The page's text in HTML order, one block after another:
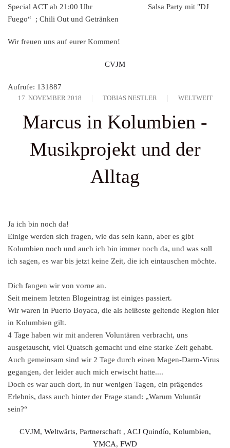
Special ACT ab 21:00 Uhr Salsa Party mit "DJ
Fuego“ ; Chili Out und Getränken
Wir freuen uns auf eurer Kommen!
CVJM
Aufrufe: 131887
17. NOVEMBER 2018 TOBIAS NESTLER WELTWEIT
Marcus in Kolumbien -
Musikprojekt und der
Alltag
Ja ich bin noch da!
Einige werden sich fragen, wie das sein kann, aber es gibt
Kolumbien noch und auch ich bin immer noch da, und was soll
ich sagen, es war bis jetzt keine Zeit, die ich eintauschen möchte.
Dich fangen wir von vorne an.
Seit meinem letzten Blogeintrag ist einiges passiert.
Wir waren in Puerto Boyaca, die als heißeste geltende Region hier
in Kolumbien gilt.
4 Tage haben wir mit anderen Voluntären verbracht, uns
ausgetauscht, viel Quatsch gemacht und eine starke Zeit gehabt.
Auch gemeinsam sind wir 2 Tage durch einen Magen-Darm-Virus
gegangen, der leider auch mich erwischt hatte....
Doch es war auch dort, in nur wenigen Tagen, ein prägendes
Erlebnis, dass auch hinter der Frage stand: „Warum Voluntär
sein?“
CVJM, Weltwärts, Partnerschaft , ACJ Quindío, Kolumbien,
YMCA, FWD